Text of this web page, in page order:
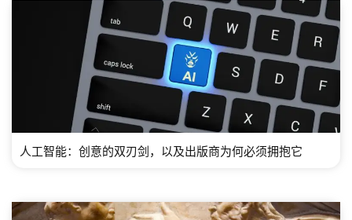
人工智能：创意的双刃剑，以及出版商为何必须拥抱它